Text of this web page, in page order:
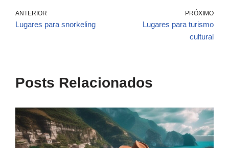
ANTERIOR
Lugares para snorkeling
PRÓXIMO
Lugares para turismo
cultural
Posts Relacionados